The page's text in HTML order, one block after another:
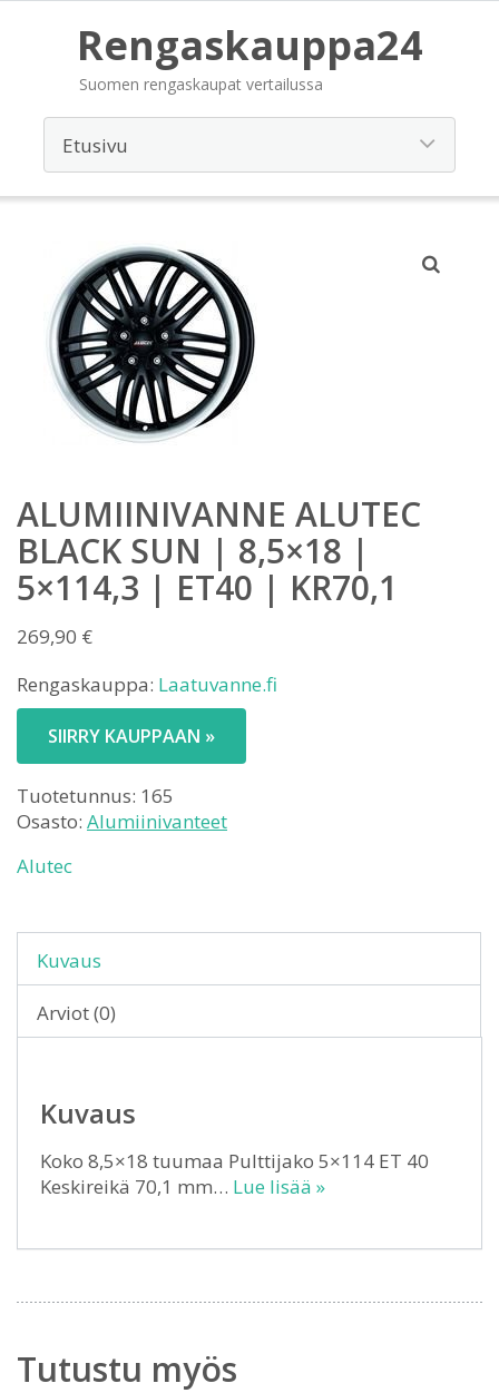
Rengaskauppa24
Suomen rengaskaupat vertailussa
ALUMIINIVANNE ALUTEC
BLACK SUN | 8,5×18 |
5×114,3 | ET40 | KR70,1
269,90 €
Rengaskauppa: Laatuvanne.fi
SIIRRY KAUPPAAN »
Tuotetunnus: 165
Osasto: Alumiinivanteet
Alutec
Kuvaus
Arviot (0)
Kuvaus
Koko 8,5×18 tuumaa Pulttijako 5×114 ET 40
Keskireikä 70,1 mm… Lue lisää »
Tutustu myös